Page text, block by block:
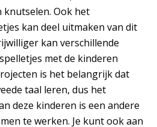
knutselen. Ook het
kan deel uitmaken van dit
kan verschillende
met de kinderen
is het belangrijk dat
taal leren, dus het
deze kinderen is een andere
te werken. Je kunt ook aan